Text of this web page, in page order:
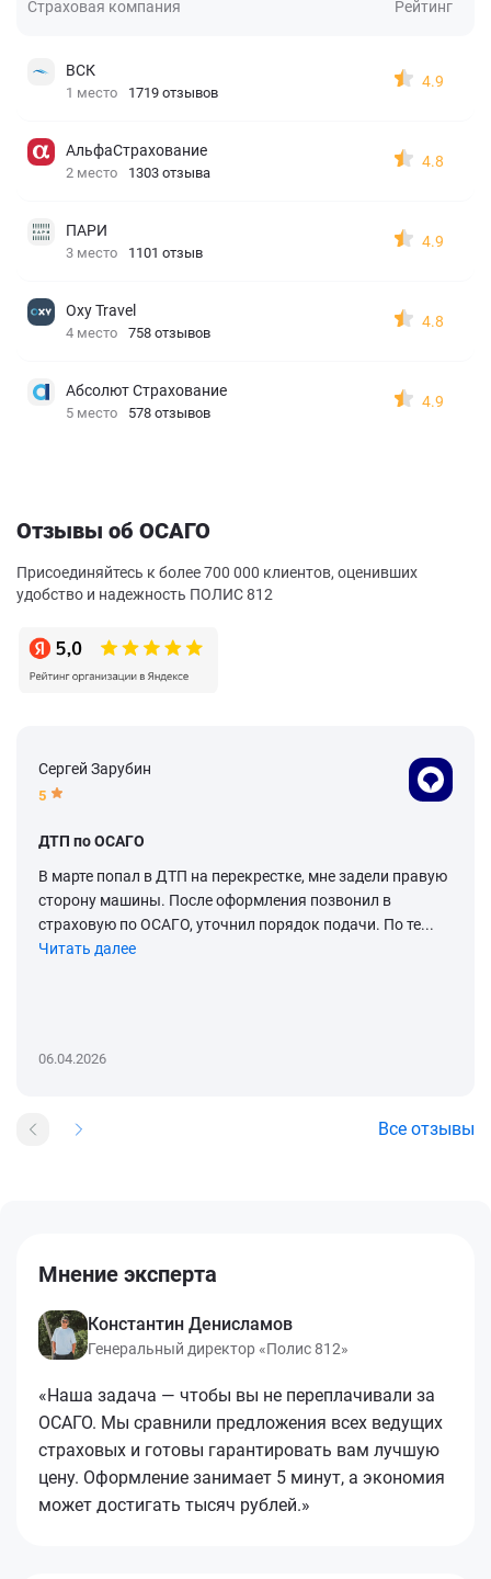
Страховая компания Рейтинг
ВСК
1 место 1719 отзывов
4.9
АльфаСтрахование
2 место 1303 отзыва
4.8
ПАРИ
3 место 1101 отзыв
4.9
Oxy Travel
4 место 758 отзывов
4.8
Абсолют Страхование
5 место 578 отзывов
4.9
Отзывы об ОСАГО
Присоединяйтесь к более 700 000 клиентов, оценивших
удобство и надежность ПОЛИС 812
Сергей Зарубин
5
ДТП по ОСАГО
В марте попал в ДТП на перекрестке, мне задели правую
сторону машины. После оформления позвонил в
страховую по ОСАГО, уточнил порядок подачи. По те...
Читать далее
06.04.2026
Все отзывы
Мнение эксперта
Константин Денисламов
Генеральный директор «Полис 812»
«Наша задача — чтобы вы не переплачивали за
ОСАГО. Мы сравнили предложения всех ведущих
страховых и готовы гарантировать вам лучшую
цену. Оформление занимает 5 минут, а экономия
может достигать тысяч рублей.»